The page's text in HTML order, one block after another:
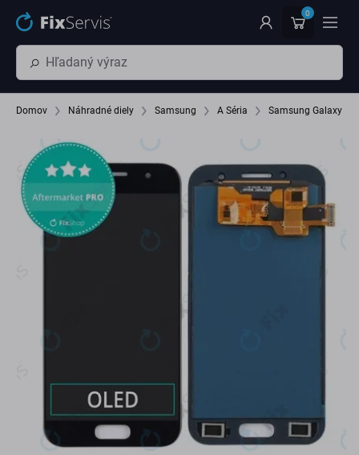
Preskočiť na hlavný obsah 0
Domov Náhradné diely Samsung A Séria Samsung Galaxy